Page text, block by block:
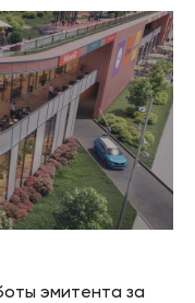
эмитента за